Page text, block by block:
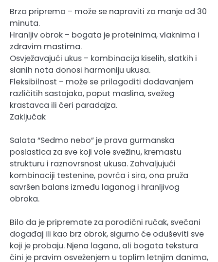
Brza priprema – može se napraviti za manje od 30
minuta.
Hranljiv obrok – bogata je proteinima, vlaknima i
zdravim mastima.
Osvježavajući ukus – kombinacija kiselih, slatkih i
slanih nota donosi harmoniju ukusa.
Fleksibilnost – može se prilagoditi dodavanjem
različitih sastojaka, poput maslina, svežeg
krastavca ili čeri paradajza.
Zaključak
Salata “Sedmo nebo” je prava gurmanska
poslastica za sve koji vole svežinu, kremastu
strukturu i raznovrsnost ukusa. Zahvaljujući
kombinaciji testenine, povrća i sira, ona pruža
savršen balans između laganog i hranljivog
obroka.
Bilo da je pripremate za porodični ručak, svečani
događaj ili kao brz obrok, sigurno će oduševiti sve
koji je probaju. Njena lagana, ali bogata tekstura
čini je pravim osveženjem u toplim letnjim danima,